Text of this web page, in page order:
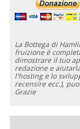
La Bottega di
fruizione è
dimostrare il tuo
redazione e
l'hosting e lo
recensire ecc.),
Grazie